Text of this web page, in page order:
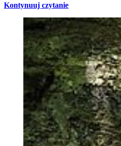
Kontynuuj czytanie